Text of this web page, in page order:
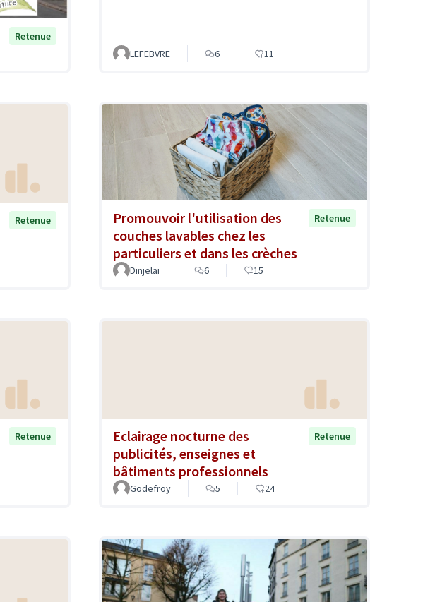
Retenue
LEFEBVRE 6 11
Retenue
Promouvoir l'utilisation des
couches lavables chez les
particuliers et dans les crèches
Retenue
Dinjelai 6 15
Retenue
Eclairage nocturne des
publicités, enseignes et
bâtiments professionnels
Retenue
Godefroy 5 24